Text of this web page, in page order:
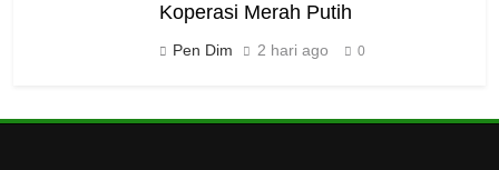
Koperasi Merah Putih
Pen Dim 2 hari ago 0